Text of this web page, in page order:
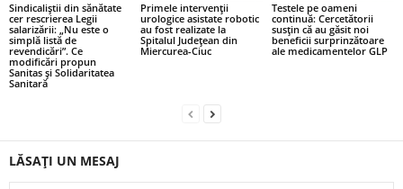
Sindicaliștii din sănătate
cer rescrierea Legii
salarizării: „Nu este o
simplă listă de
revendicări”. Ce
modificări propun
Sanitas și Solidaritatea
Sanitară
Primele intervenții
urologice asistate robotic
au fost realizate la
Spitalul Județean din
Miercurea-Ciuc
Testele pe oameni
continuă: Cercetătorii
susțin că au găsit noi
beneficii surprinzătoare
ale medicamentelor GLP
LĂSAȚI UN MESAJ